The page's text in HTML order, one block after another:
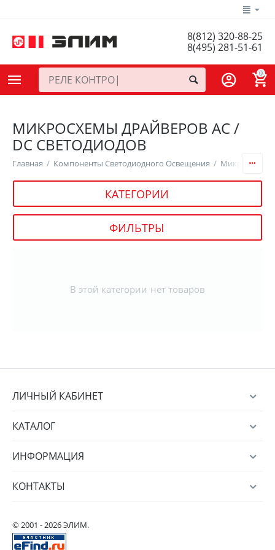
8(812) 320-88-25
8(495) 281-51-61
0
МИКРОСХЕМЫ ДРАЙВЕРОВ AC /
DC СВЕТОДИОДОВ
Главная / Компоненты Светодиодного Освещения / Микросхемы
КАТЕГОРИИ
ФИЛЬТРЫ
В этой категории нет товаров
ЛИЧНЫЙ КАБИНЕТ
КАТАЛОГ
ИНФОРМАЦИЯ
КОНТАКТЫ
© 2001 - 2026 ЭЛИМ.